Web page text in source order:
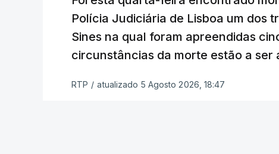
constrangimentos. Há casos em que
a alegação justificativa para o pedido de
relatores devem preencher.
Polícia Judiciária de Lisboa um dos
Sines na qual foram apreendidas
circunstâncias da morte estão a ser
RTP / atualizado 5 Agosto 2026, 18:47